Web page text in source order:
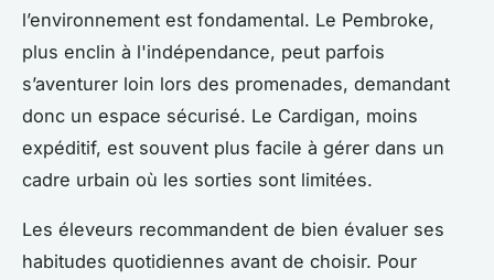
l’environnement est fondamental. Le Pembroke,
plus enclin à l'indépendance, peut parfois
s’aventurer loin lors des promenades, demandant
donc un espace sécurisé. Le Cardigan, moins
expéditif, est souvent plus facile à gérer dans un
cadre urbain où les sorties sont limitées.
Les éleveurs recommandent de bien évaluer ses
habitudes quotidiennes avant de choisir. Pour